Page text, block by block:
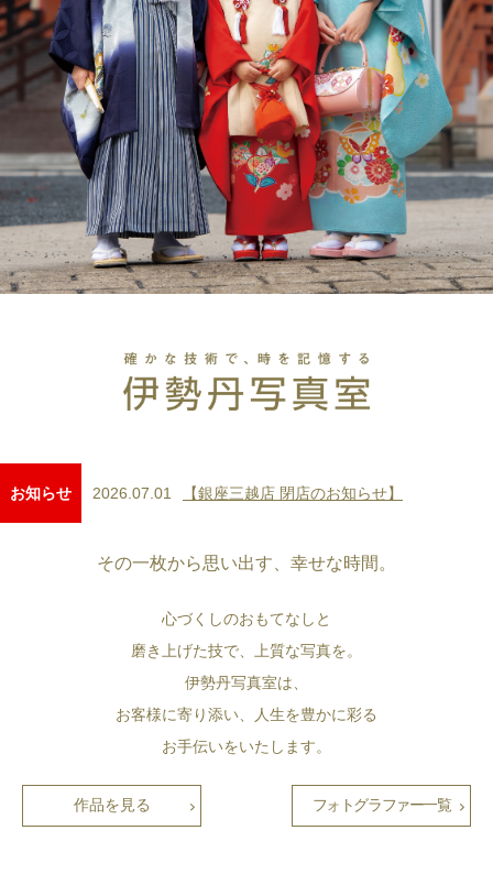
お知らせ 2026.07.01 【銀座三越店 閉店のお知らせ】
その一枚から思い出す、幸せな時間。
心づくしのおもてなしと
磨き上げた技で、上質な写真を。
伊勢丹写真室は、
お客様に寄り添い、人生を豊かに彩る
お手伝いをいたします。
作品を見る フォトグラファー一覧